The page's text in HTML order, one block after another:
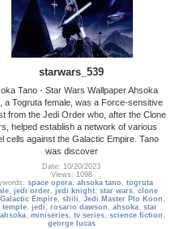
starwars_539
Tano - Star Wars Wallpaper Ahsoka
a Togruta female, was a Force-sensitive
from the Jedi Order who, after the Clone
helped establish a network of various
cells against the Galactic Empire. Tano
was discover
Date: 10/20/2023
Views: 1098
space opera,ahsoka tano ,togruta
, jedi order, jedi knight, star wars, clone
Galactic Empire, shili , Jedi Master Plo Koon ,
temple, jedi , rosario dawson , ahsoka, star
, miniseries, tv series, science fiction ,
george lucas